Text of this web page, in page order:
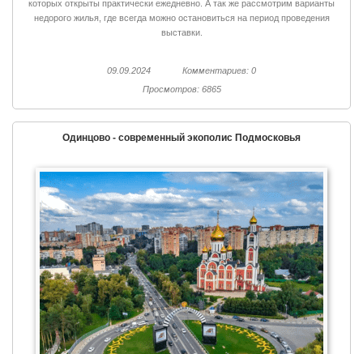
которых открыты практически ежедневно. А так же рассмотрим варианты
недорого жилья, где всегда можно остановиться на период проведения
выставки.
09.09.2024
Комментариев: 0
Просмотров: 6865
Одинцово - современный экополис Подмосковья